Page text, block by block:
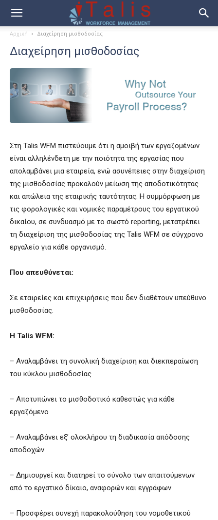
Αρχική Διαχείρηση μισθοδοσίας
Διαχείρηση μισθοδοσίας
Στη Talis WFM πιστεύουμε ότι η αμοιβή των εργαζομένων
είναι αλληλένδετη με την ποιότητα της εργασίας που
απολαμβάνει μια εταιρεία, ενώ ασυνέπειες στην διαχείριση
της μισθοδοσίας προκαλούν μείωση της αποδοτικότητας
και απώλεια της εταιρικής ταυτότητας. Η συμμόρφωση με
τις φορολογικές και νομικές παραμέτρους του εργατικού
δικαίου, σε συνδυασμό με το σωστό reporting, μετατρέπει
τη διαχείριση της μισθοδοσίας της Talis WFM σε σύγχρονο
εργαλείο για κάθε οργανισμό.
Που απευθύνεται:
Σε εταιρείες και επιχειρήσεις που δεν διαθέτουν υπεύθυνο
μισθοδοσίας.
Η Talis WFM:
– Αναλαμβάνει τη συνολική διαχείριση και διεκπεραίωση
του κύκλου μισθοδοσίας
– Αποτυπώνει το μισθοδοτικό καθεστώς για κάθε
εργαζόμενο
– Αναλαμβάνει εξ’ ολοκλήρου τη διαδικασία απόδοσης
αποδοχών
– Δημιουργεί και διατηρεί το σύνολο των απαιτούμενων
από το εργατικό δίκαιο, αναφορών και εγγράφων
– Προσφέρει συνεχή παρακολούθηση του νομοθετικού